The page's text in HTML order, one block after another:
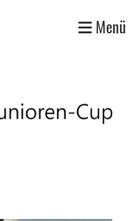
Menü